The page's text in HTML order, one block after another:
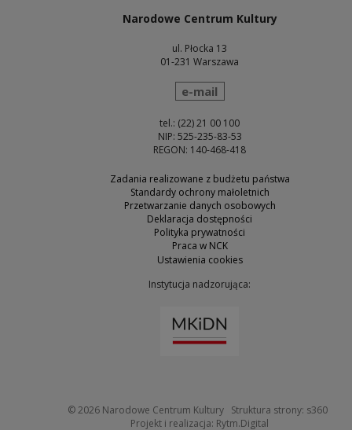
Narodowe Centrum Kultury
ul. Płocka 13
01-231 Warszawa
wyślij wiadomość
e-mail
tel.: (22) 21 00 100
NIP: 525-235-83-53
REGON: 140-468-418
Zadania realizowane z budżetu państwa
Standardy ochrony małoletnich
Przetwarzanie danych osobowych
Deklaracja dostępności
Polityka prywatności
Praca w NCK
Ustawienia cookies
Instytucja nadzorująca:
© 2026 Narodowe Centrum KulturyStruktura strony: s360
Projekt i realizacja: Rytm.Digital